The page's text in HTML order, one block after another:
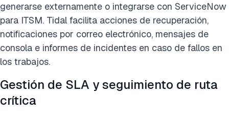
generarse externamente o integrarse con ServiceNow
para ITSM. Tidal facilita acciones de recuperación,
notificaciones por correo electrónico, mensajes de
consola e informes de incidentes en caso de fallos en
los trabajos.
Gestión de SLA y seguimiento de ruta
crítica